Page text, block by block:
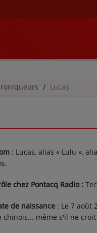
Lucas
: Lucas, alias « Lulu »,
chez Pontacq Radio :
de naissance : Le 7 août
chinois... même s'il ne